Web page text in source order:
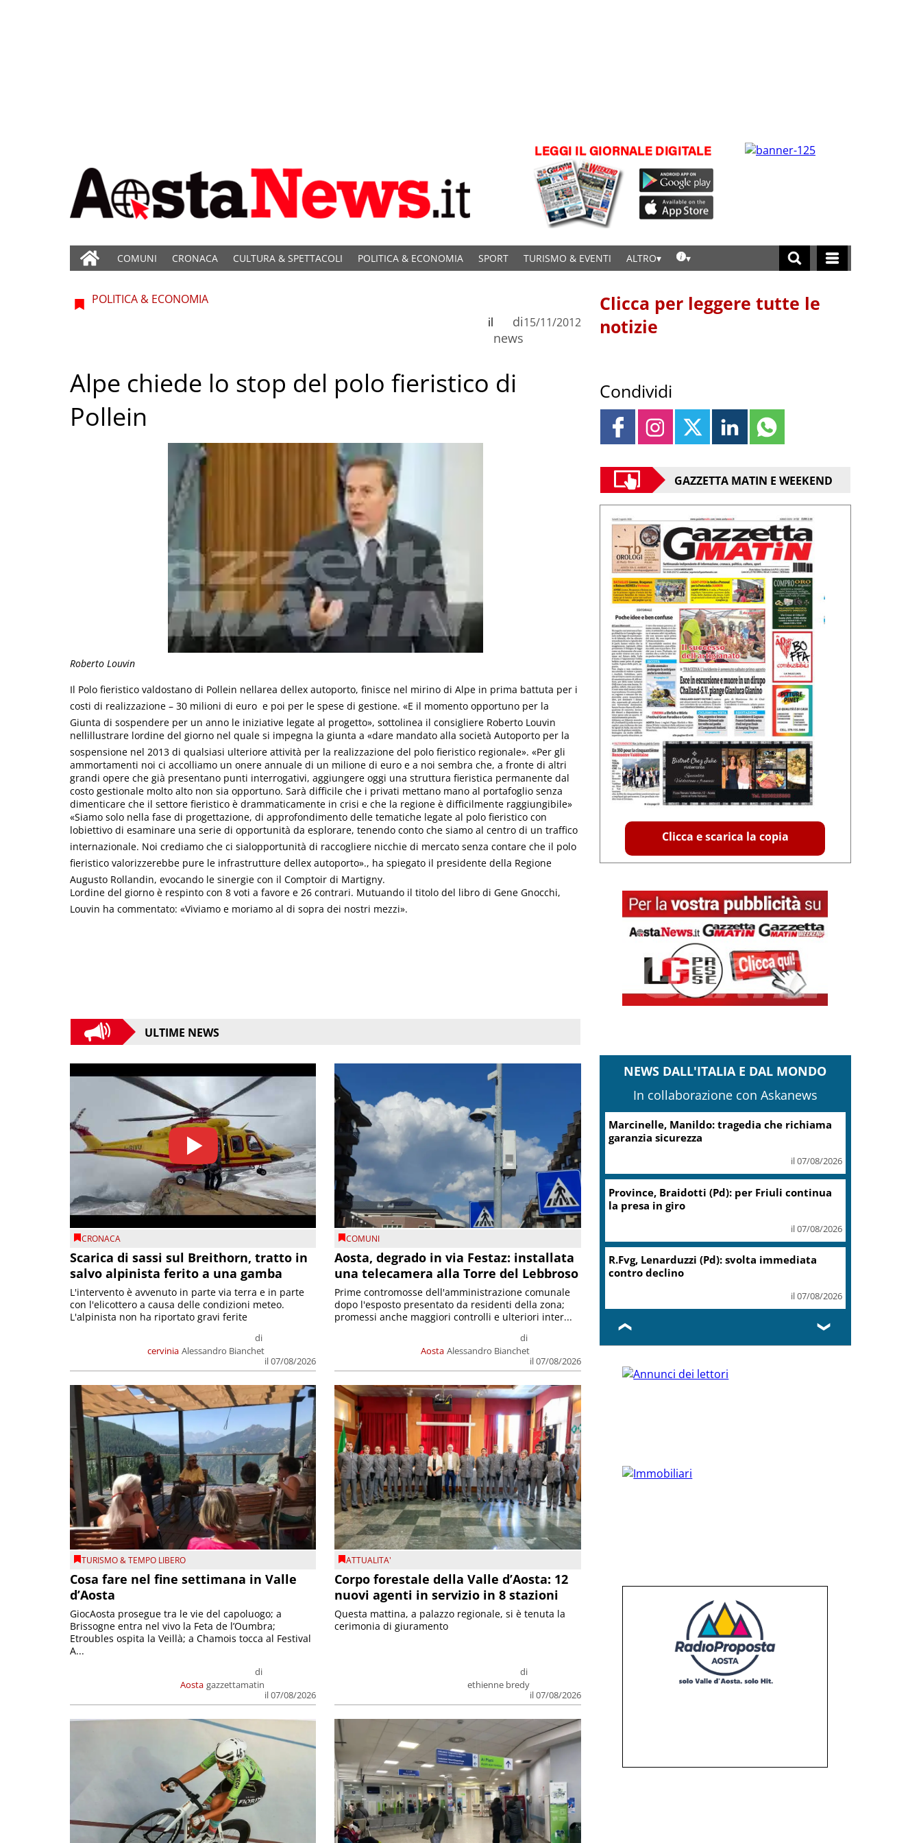
COMUNI CRONACA CULTURA & SPETTACOLI POLITICA & ECONOMIA SPORT TURISMO & EVENTI ALTRO
Roberto Louvin
POLITICA & ECONOMIA
di
news
il 15/11/2012
Alpe chiede lo stop del polo fieristico di
Pollein
Il Polo fieristico valdostano di Pollein nellarea dellex autoporto, finisce nel mirino di Alpe in prima battuta per i
costi di realizzazione – 30 milioni di euro  e poi per le spese di gestione. «E il momento opportuno per la
Giunta di sospendere per un anno le iniziative legate al progetto», sottolinea il consigliere Roberto Louvin
nellillustrare lordine del giorno nel quale si impegna la giunta a «dare mandato alla società Autoporto per la
sospensione nel 2013 di qualsiasi ulteriore attività per la realizzazione del polo fieristico regionale». «Per gli
ammortamenti noi ci accolliamo un onere annuale di un milione di euro e a noi sembra che, a fronte di altri
grandi opere che già presentano punti interrogativi, aggiungere oggi una struttura fieristica permanente dal
costo gestionale molto alto non sia opportuno. Sarà difficile che i privati mettano mano al portafoglio senza
dimenticare che il settore fieristico è drammaticamente in crisi e che la regione è difficilmente raggiungibile»
«Siamo solo nella fase di progettazione, di approfondimento delle tematiche legate al polo fieristico con
lobiettivo di esaminare una serie di opportunità da esplorare, tenendo conto che siamo al centro di un traffico
internazionale. Noi crediamo che ci sialopportunità di raccogliere nicchie di mercato senza contare che il polo
fieristico valorizzerebbe pure le infrastrutture dellex autoporto»., ha spiegato il presidente della Regione
Augusto Rollandin, evocando le sinergie con il Comptoir di Martigny.
Lordine del giorno è respinto con 8 voti a favore e 26 contrari. Mutuando il titolo del libro di Gene Gnocchi,
Louvin ha commentato: «Viviamo e moriamo al di sopra dei nostri mezzi».
ULTIME NEWS
CRONACA
Scarica di sassi sul Breithorn, tratto in
salvo alpinista ferito a una gamba
cervinia
di
Alessandro Bianchet
il 07/08/2026
L'intervento è avvenuto in parte via terra e in parte
con l'elicottero a causa delle condizioni meteo.
L'alpinista non ha riportato gravi ferite
COMUNI
Aosta, degrado in via Festaz: installata
una telecamera alla Torre del Lebbroso
Aosta
di
Alessandro Bianchet
il 07/08/2026
Prime contromosse dell'amministrazione comunale
dopo l'esposto presentato da residenti della zona;
promessi anche maggiori controlli e ulteriori inter...
TURISMO & TEMPO LIBERO
Cosa fare nel fine settimana in Valle
d’Aosta
Aosta
di
gazzettamatin
il 07/08/2026
GiocAosta prosegue tra le vie del capoluogo; a
Brissogne entra nel vivo la Feta de l’Oumbra;
Etroubles ospita la Veillà; a Chamois tocca al Festival
A...
ATTUALITA'
Corpo forestale della Valle d’Aosta: 12
nuovi agenti in servizio in 8 stazioni
di
ethienne bredy
il 07/08/2026
Questa mattina, a palazzo regionale, si è tenuta la
cerimonia di giuramento
Clicca per leggere tutte le
notizie
Condividi
GAZZETTA MATIN E WEEKEND
Clicca e scarica la copia
NEWS DALL'ITALIA E DAL MONDO
In collaborazione con Askanews
Marcinelle, Manildo: tragedia che richiama
garanzia sicurezza
il 07/08/2026
Province, Braidotti (Pd): per Friuli continua
la presa in giro
il 07/08/2026
R.Fvg, Lenarduzzi (Pd): svolta immediata
contro declino
il 07/08/2026
❮ ❯